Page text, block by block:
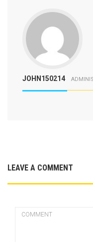
JOHN150214
LEAVE A COMMENT